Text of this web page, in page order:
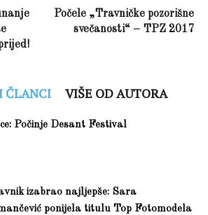
Počele „Travničke pozorišne
svečanosti“ – TPZ 2017
ČLANCI VIŠE OD AUTORA
Počinje Desant Festival
izabrao najljepše: Sara
ponijela titulu Top Fotomodela